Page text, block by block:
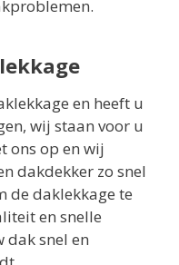
en heeft u
wij staan voor u
ons op en wij
dakdekker zo snel
de daklekkage te
en snelle
dak snel en